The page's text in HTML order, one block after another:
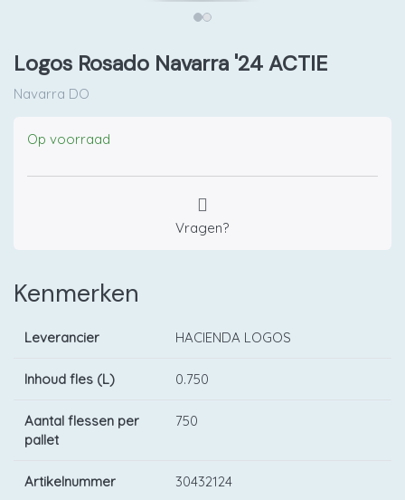
Logos Rosado Navarra '24 ACTIE
Navarra DO
Op voorraad
Vragen?
Kenmerken
Leverancier HACIENDA LOGOS
Inhoud fles (L) 0.750
Aantal flessen per
pallet
750
Artikelnummer 30432124